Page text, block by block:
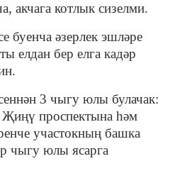
акчага котлык сизелми.
буенча әзерлек эшләре
елдан бер елга кадәр
3 чыгу юлы булачак:
Җиңү проспектына һәм
участокның башка
чыгу юлы ясарга